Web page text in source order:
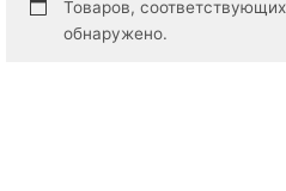
Товаров,
обнаружено.